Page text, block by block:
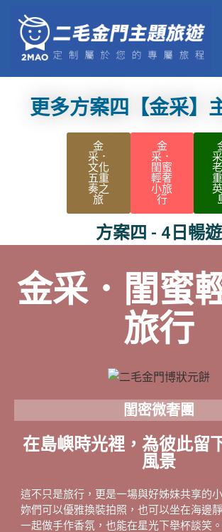
金門旅遊
金廈小三通
認識二毛
旅遊攻略
最新消息
更多方案四【金采】
金
采．
文化
五重
奏之
旅
金
采．
閨蜜
輕奢
小旅
行
方案四 - 4日暢遊
金采．閨蜜
旅行
閨密微奢團
在島嶼時光裡，為彼此留
風景
這不只是旅行，更是一場與好姊妹共享的
妳們可以優雅換裝拍照，也可以坐在海邊
一起做手作香氛，也能在星光下舉杯談笑